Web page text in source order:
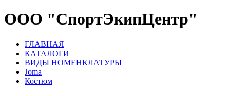
ООО "СпортЭкипЦентр"
ГЛАВНАЯ
КАТАЛОГИ
ВИДЫ НОМЕНКЛАТУРЫ
Joma
Костюм